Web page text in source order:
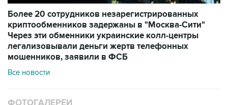
Более 20 сотрудников незарегистрированных
криптообменников задержаны в "Москва-Сити"
Через эти обменники украинские колл-центры
легализовывали деньги жертв телефонных
мошенников, заявили в ФСБ
Все новости